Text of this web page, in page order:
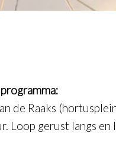
de Raaks
Loop gerust langs en